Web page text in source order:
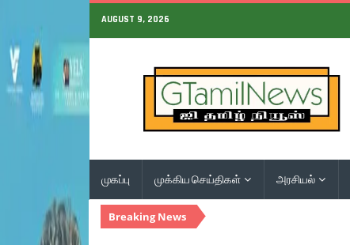
AUGUST 9, 2026
முகப்பு முக்கிய செய்திகள் அரசியல்
Breaking News